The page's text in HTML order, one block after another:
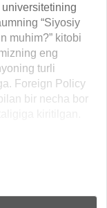
“Siyosiy
muhim?” kitobi
eng
turli
Foreign Policy
bir necha bor